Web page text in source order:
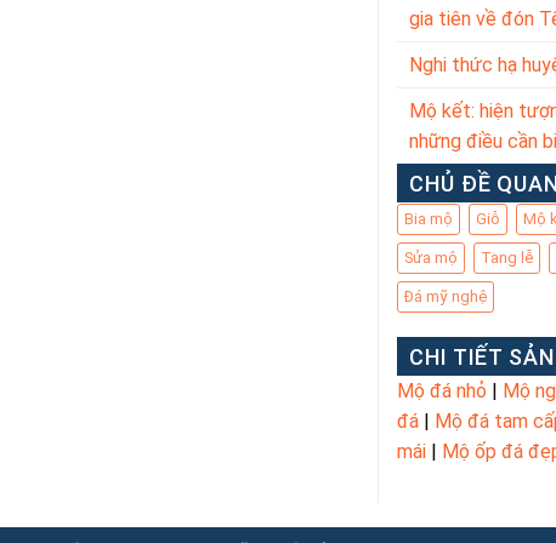
gia tiên về đón
Nghi thức hạ
Mộ kết: hiện
những điều cần
CHỦ ĐỀ
Bia mộ Giỗ Mộ
Sửa mộ Tang lễ
Đá mỹ nghệ
CHI TIẾT
Mộ đá nhỏ | Mộ
đá | Mộ đá tam
mái | Mộ ốp đá